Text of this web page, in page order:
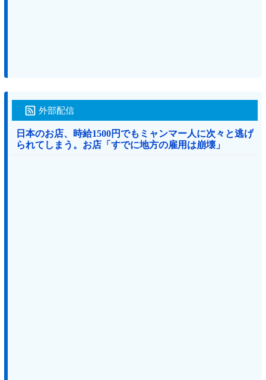
外部配信
日本のお店、時給1500円でもミャンマー人に次々と逃げ
られてしまう。お店「すでに地方の雇用は崩壊」